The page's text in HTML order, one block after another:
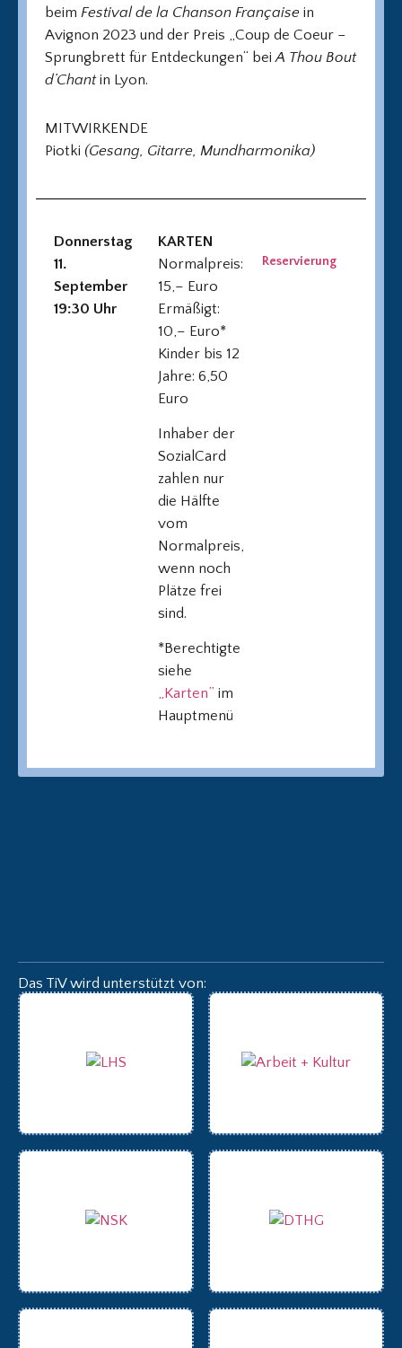
beim Festival de la Chanson Française in
Avignon 2023 und der Preis „Coup de Coeur –
Sprungbrett für Entdeckungen“ beiA Thou Bout
d’Chantin Lyon.
MITWIRKENDE
Piotki (Gesang, Gitarre, Mundharmonika)
Donnerstag
11.
September
19:30 Uhr
KARTEN
Normalpreis:
15,– Euro
Ermäßigt:
10,– Euro*
Kinder bis 12
Jahre: 6,50
Euro
Inhaber der
SozialCard
zahlen nur
die Hälfte
vom
Normalpreis,
wenn noch
Plätze frei
sind.
*Berechtigte
siehe
„Karten” im
Hauptmenü
Reservierung
Das TiV wird unterstützt von: